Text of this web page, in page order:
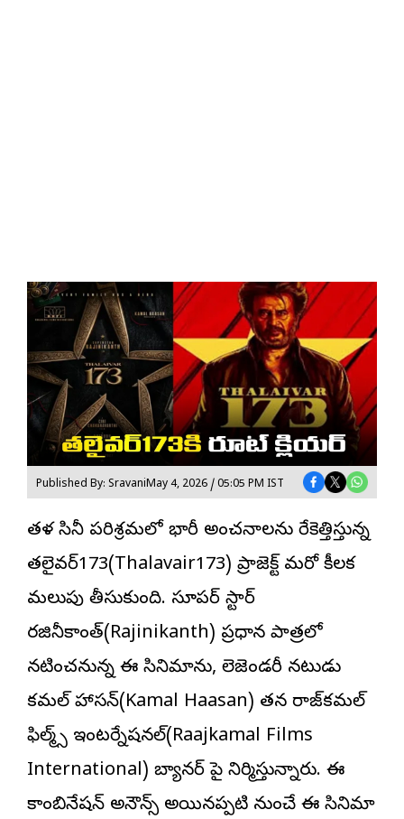
Published By: SravaniMay 4, 2026 / 05:05 PM IST
తమిళ సినీ పరిశ్రమలో భారీ అంచనాలను రేకెత్తిస్తున్న
తలైవర్173(Thalavair173) ప్రాజెక్ట్ మరో కీలక
మలుపు తీసుకుంది. సూపర్ స్టార్
ర‌జినీకాంత్(Rajinikanth) ప్రధాన పాత్రలో
నటించనున్న ఈ సినిమాను, లెజెండరీ నటుడు
క‌మ‌ల్ హాస‌న్(Kamal Haasan) తన రాజ్‌క‌మ‌ల్
ఫిల్మ్స్ ఇంట‌ర్నేష‌న‌ల్(Raajkamal Films
International) బ్యానర్ పై నిర్మిస్తున్నారు. ఈ
కాంబినేషన్ అనౌన్స్ అయినప్పటి నుంచే ఈ సినిమా